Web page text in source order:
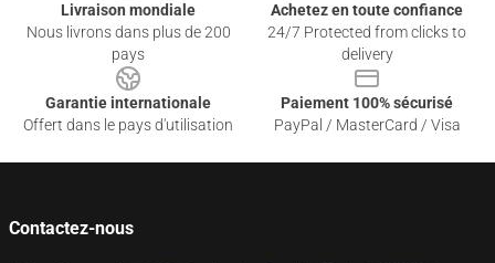
Livraison mondiale
Nous livrons dans plus de 200
pays
Achetez en toute confiance
24/7 Protected from clicks to
delivery
Garantie internationale
Offert dans le pays d'utilisation
Paiement 100% sécurisé
PayPal / MasterCard / Visa
Contactez-nous